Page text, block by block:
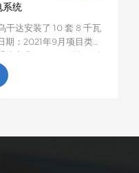
系统
干达安装了 10 套 8 千瓦
期：2021年9月项目类
统商业项目项目现场：乌
配置：一套完整的离网太
块多晶硅太阳能电池板、
阳能发电系统后使用，